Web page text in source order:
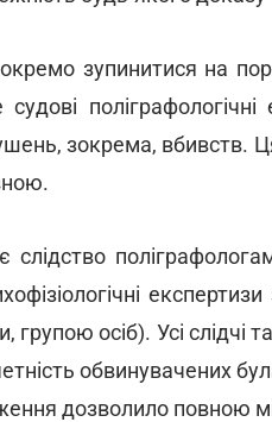
зупинитися на
судові
зокрема, вбивств.
слідство
групою осіб). Усі слідчі
обвинувачених
дозволило повною